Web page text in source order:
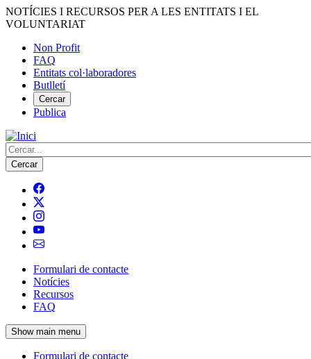
Vés
al
NOTÍCIES I RECURSOS PER A LES ENTITATS I EL
VOLUNTARIAT
Menú
del
compte
d'usuari
Non Profit
FAQ
Entitats col·laboradores
Butlletí
Cercar
Publica
Cerca
Navegació
principal
de
l'encapçalament
Formulari de contacte
Notícies
Recursos
FAQ
Show main menu
Formulari de contacte